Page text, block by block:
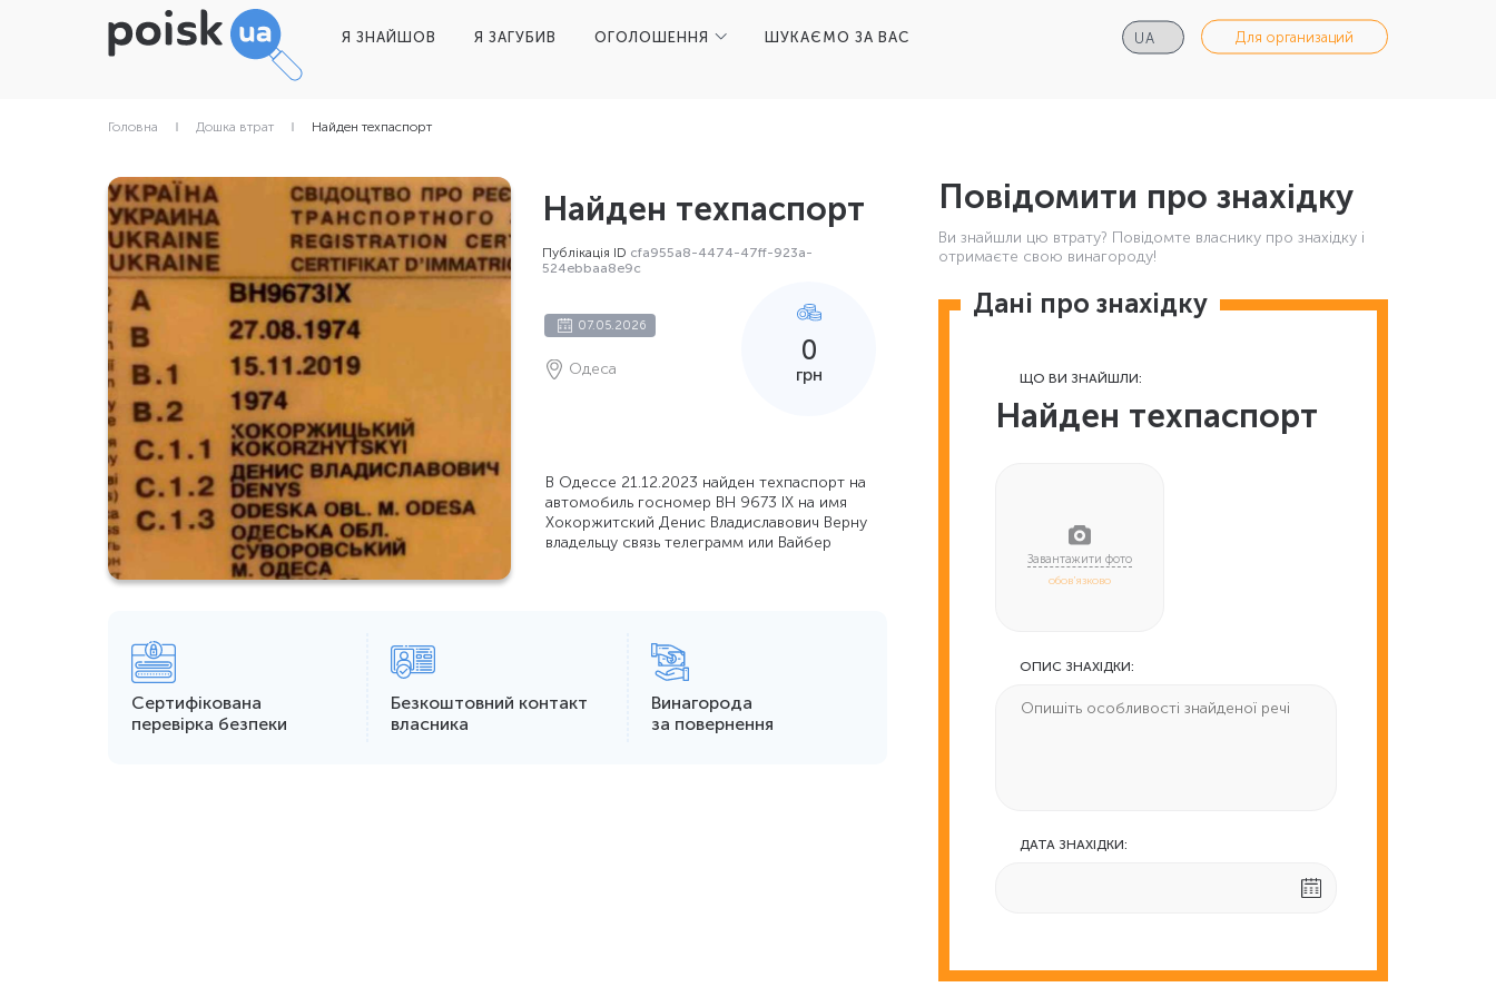
Я ЗНАЙШОВ Я ЗАГУБИВ ОГОЛОШЕННЯ ШУКАЄМО ЗА ВАС Для организаций
Головна Дошка втрат Найден техпаспорт
Найден техпаспорт
Публікація ID cfa955a8-4474-47ff-923a-
524ebbaa8e9c
07.05.2026
Одеса
0
грн
В Одессе 21.12.2023 найден техпаспорт на
автомобиль госномер ВН 9673 ІХ на имя
Хокоржитский Денис Владиславович Верну
владельцу связь телеграмм или Вайбер
Сертифікована
перевірка безпеки
Безкоштовний контакт
власника
Винагорода
за повернення
Повідомити про знахідку
Ви знайшли цю втрату? Повідомте власнику про знахідку і
отримаєте свою винагороду!
Дані про знахідку
ЩО ВИ ЗНАЙШЛИ:
Найден техпаспорт
обов'язково
ОПИС ЗНАХІДКИ:
ДАТА ЗНАХІДКИ: